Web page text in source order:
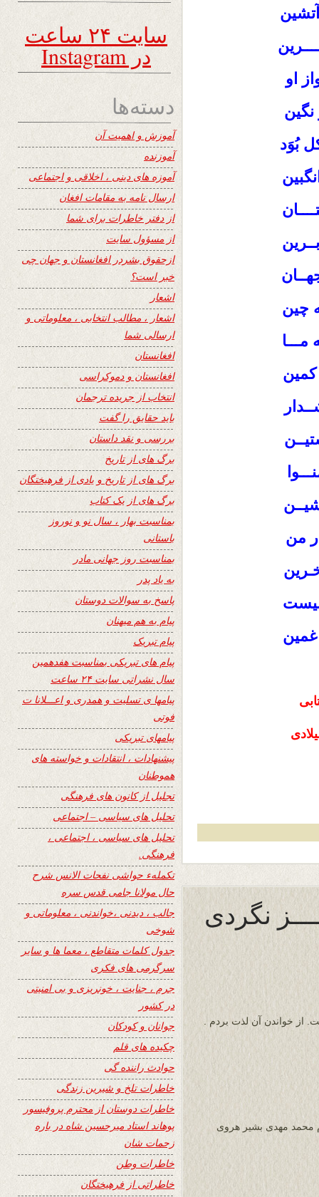
او
نگین
بُوَد
چین
کمین
من
نگردی
از خواندن آن لذت بردم .
وزین 24 ساعت محترم محمد مهدی بشیر هروی
سایت ۲۴ ساعت
در Instagram
دسته‌ها
آموزش و اهمیت آن
آموزنده
آموزه های دینی ، اخلاقی و اجتماعی
ارسال نامه به مقامات افغان
از دفتر خاطرات برای شما
از مسؤول سایت
ازحقوق بشردر افغانستان و جهان چی
خبر است؟
اشعار
اشعار ، مطالب انتخابی ، معلوماتی و
ارسالی شما
افغانستان
افغانستان و دموکراسی
انتخاب از جریده ترجمان
باید حقایق را گفت
بررسی و نقد داستان
برگ های از تاریخ
برگ های از تاریخ و یادی از فرهیختگان
برگ های از یک کتاب
بمناسبت بهار ، سال نو و نوروز
باستانی
بمناسبت روز جهانی مادر
به یاد پدر
پاسخ به سوالات دوستان
پیام به هم میهنان
پیام تبریک
پیام های تبریکی بمناسبت هفدهمین
سال نشراتی سایت ۲۴ ساعت
پیامها ی تسلیت و همدری و اعـــلانا ت
فوتی
پیامهای تبریکی
پیشنهادات ، انتقادات و خواسته های
هموطنان
تجلیل از کانون های فرهنگی
تحلیل های سیاسی – اجتماعی
تحلیل های سیاسی ، اجتماعی ،
فرهنگی.
تکملهء حواشی نفحات الانس شرح
حال مولانا جامی قدس سره
جالب ، دیدنی ،خواندنی ، معلوماتی و
شوخی
جدول کلمات متقاطع ، معما ها و سایر
سرگرمی های فکری
جرم ، جنایت ، خونریزی و بی امنیتی
در کشور
جوانان و کودکان
چکیده های قلم
حوادث راننده گی
خاطرات تلخ و شیرین زندگی
خاطرات دوستان از محترم پروفیسور
پوهاند استاد میرحسین شاه در باره
زحمات شان
خاطرات وطن
خاطراتی از فرهیختگان